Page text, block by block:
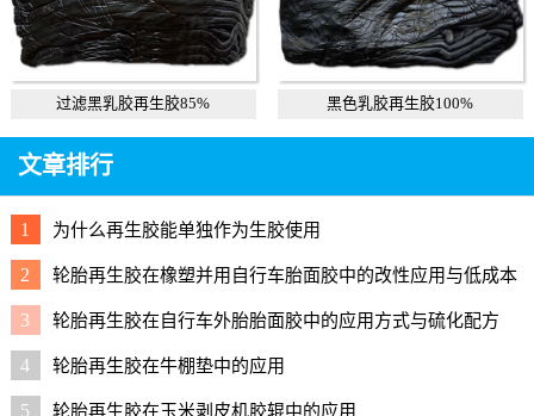
过滤黑乳胶再生胶85% 黑色乳胶再生胶100%
文章排行
1 为什么再生胶能单独作为生胶使用
2
轮胎再生胶在橡塑并用自行车胎面胶中的改性应用与低成本
配方
3 轮胎再生胶在自行车外胎胎面胶中的应用方式与硫化配方
4 轮胎再生胶在牛棚垫中的应用
5 轮胎再生胶在玉米剥皮机胶辊中的应用